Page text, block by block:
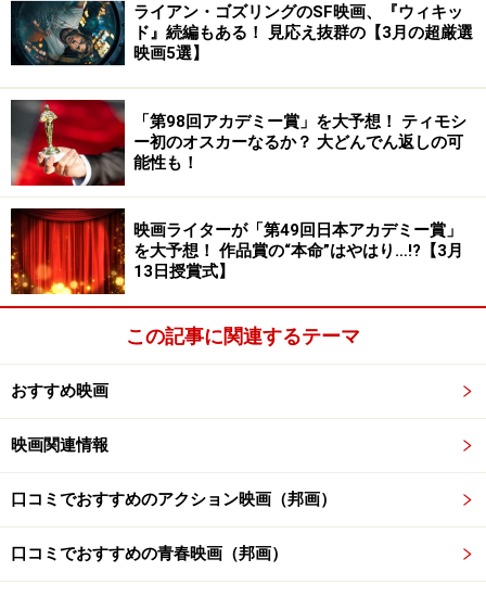
ライアン・ゴズリングのSF映画、『ウィキッ
ド』続編もある！ 見応え抜群の【3月の超厳選
映画5選】
「第98回アカデミー賞」を大予想！ ティモシ
ー初のオスカーなるか？ 大どんでん返しの可
能性も！
映画ライターが「第49回日本アカデミー賞」
を大予想！ 作品賞の“本命”はやはり…!?【3月
13日授賞式】
この記事に関連するテーマ
おすすめ映画
映画関連情報
口コミでおすすめのアクション映画（邦画）
口コミでおすすめの青春映画（邦画）